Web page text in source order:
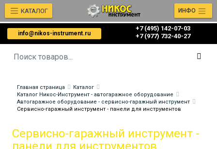
info@nikos-instrument.ru
+7 (495) 142-07-03
‎‎+7 (977) 732-40-27
КАТАЛОГ ИНФО
Главная страница
Каталог
Каталог Никос-Инструмент - автогаражное оборудование
Автогаражное оборудование - сервисно-гаражный инструмент
Сервисно-гаражный инструмент - панели для инструментов
Сервисно-гаражный инструмент -
панели для инструментов